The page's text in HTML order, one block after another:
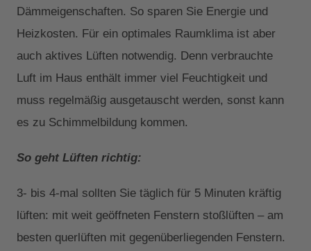
Dämmeigenschaften. So sparen Sie Energie und
Heizkosten. Für ein optimales Raumklima ist aber
auch aktives Lüften notwendig. Denn verbrauchte
Luft im Haus enthält immer viel Feuchtigkeit und
muss regelmäßig ausgetauscht werden, sonst kann
es zu Schimmelbildung kommen.
So geht Lüften richtig:
3- bis 4-mal sollten Sie täglich für 5 Minuten kräftig
lüften: mit weit geöffneten Fenstern stoßlüften – am
besten querlüften mit gegenüberliegenden Fenstern.